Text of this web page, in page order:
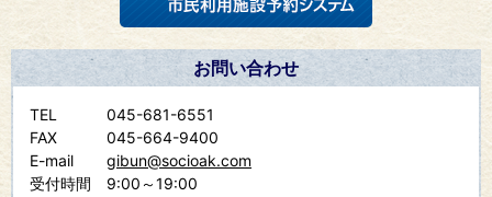
お問い合わせ
TEL
045-681-6551
FAX
045-664-9400
E-mail
gibun@socioak.com
受付時間
9:00～19:00